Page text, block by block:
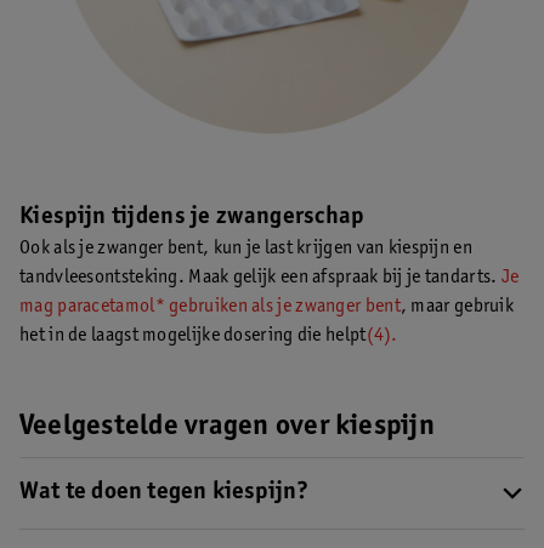
Kiespijn tijdens je zwangerschap
Ook als je zwanger bent, kun je last krijgen van kiespijn en
tandvleesontsteking. Maak gelijk een afspraak bij je tandarts. Je
mag paracetamol* gebruiken als je zwanger bent, maar gebruik
het in de laagst mogelijke dosering die helpt(4).
Veelgestelde vragen over kiespijn
Wat te doen tegen kiespijn?